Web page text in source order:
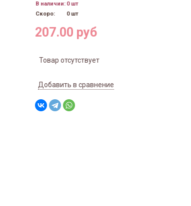
В наличии: 0 шт
Скоро:
0 шт
207.00 руб
Товар отсутствует
Добавить в сравнение